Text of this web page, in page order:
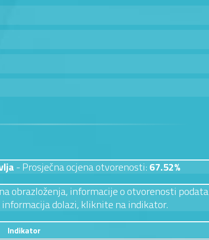
- Prosječna ocjena otvorenosti:67.52%
obrazloženja, informacije o otvorenosti
dolazi, kliknite na indikator.
Indikator